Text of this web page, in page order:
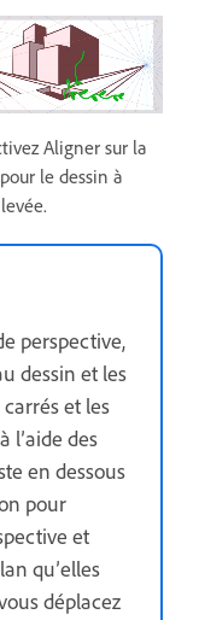
Aligner sur la
le dessin à
perspective,
dessin et les
et les
l’aide des
en dessous
pour
et
qu’elles
déplacez